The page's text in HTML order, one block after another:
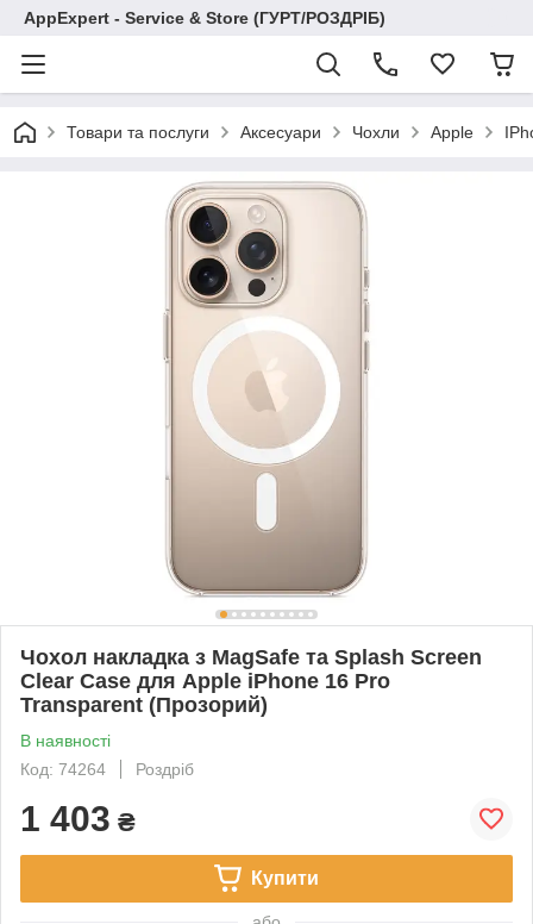
AppExpert - Service & Store (ГУРТ/РОЗДРІБ)
Товари та послуги Аксесуари Чохли Apple
Чохол накладка з MagSafe та Splash Screen
Clear Case для Apple iPhone 16 Pro
Transparent (Прозорий)
В наявності
Код: 74264
Роздріб
1 403 ₴
Купити